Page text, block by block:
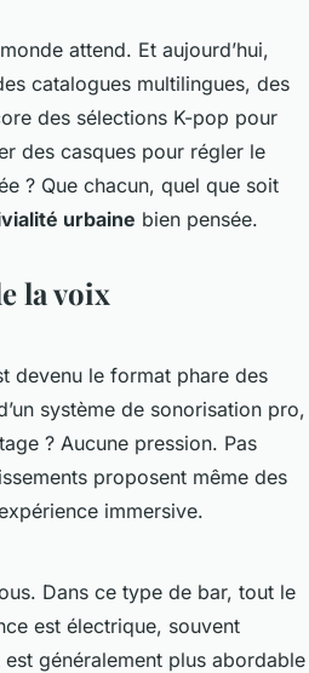
attend. Et aujourd’hui,
catalogues multilingues, des
des sélections K-pop pour
des casques pour régler le
? Que chacun, quel que soit
urbaine bien pensée.
la voix
devenu le format phare des
système de sonorisation pro,
? Aucune pression. Pas
proposent même des
immersive.
Dans ce type de bar, tout le
est électrique, souvent
généralement plus abordable